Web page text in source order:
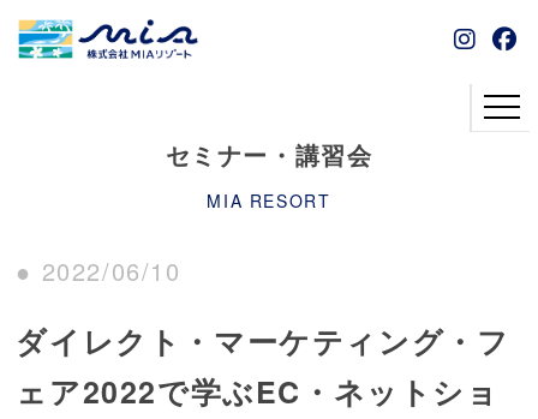
セミナー・講習会
MIA RESORT
● 2022/06/10
ダイレクト・マーケティング・フ
ェア2022で学ぶEC・ネットショ